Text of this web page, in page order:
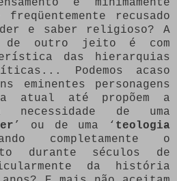
é minimamente
recusado
e saber religioso? A
de outro jeito é com
das hierarquias
Podemos acaso
eminentes personagens
atual até propõem a
a necessidade de uma
’ ou de uma ‘ teologia
completamente o
durante séculos de
da história